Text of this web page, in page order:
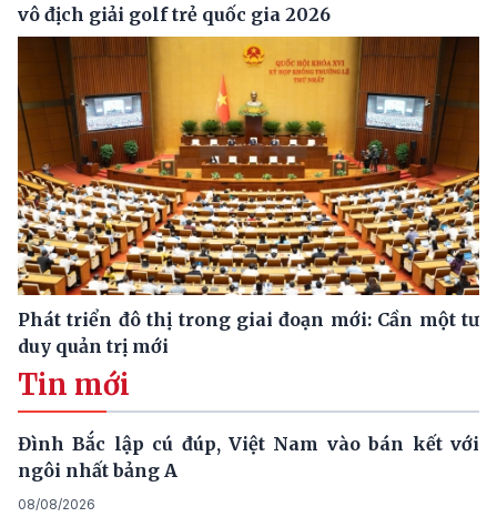
vô địch giải golf trẻ quốc gia 2026
Phát triển đô thị trong giai đoạn mới: Cần một tư
duy quản trị mới
Tin mới
Đình Bắc lập cú đúp, Việt Nam vào bán kết với
ngôi nhất bảng A
08/08/2026